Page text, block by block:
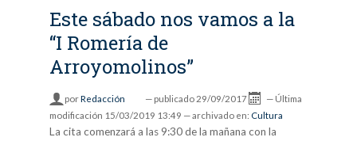
Este sábado nos vamos a la
“I Romería de
Arroyomolinos”
porRedacción — publicado 29/09/2017 — Última
modificación 15/03/2019 13:49 — archivado en: Cultura
La cita comenzará a las 9:30 de la mañana con la